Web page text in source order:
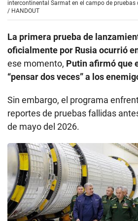
intercontinental Sarmat en el campo de pruebas
/ HANDOUT
La primera prueba de
oficialmente por Rusia ocurrió
ese momento, Putin afirmó que
“pensar dos veces” a los
Sin embargo, el programa
reportes de pruebas fallidas
de mayo del 2026.